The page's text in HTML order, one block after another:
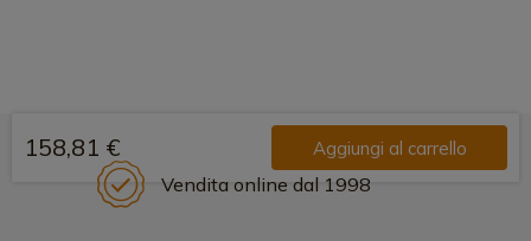
158,81 € Aggiungi al carrello
Vendita online dal 1998